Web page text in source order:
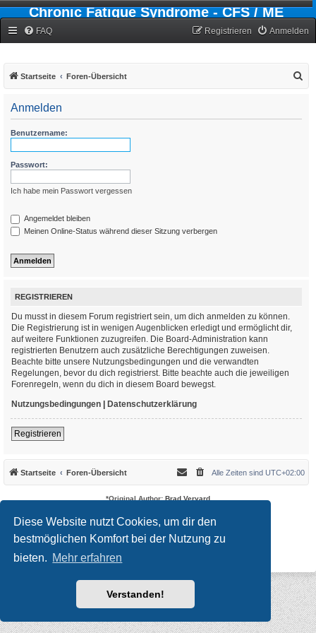
Diese Website nutzt Cookies, um dir den
bestmöglichen Komfort bei der Nutzung zu
bieten. Mehr erfahren
Verstanden!
Chronic Fatigue Syndrome - CFS / ME
FAQ Anmelden
Registrieren
Startseite Foren-Übersicht
Anmelden
Benutzername:
Passwort:
Ich habe mein Passwort vergessen
Angemeldet bleiben
Meinen Online-Status während dieser Sitzung verbergen
REGISTRIEREN
Du musst in diesem Forum registriert sein, um dich anmelden zu können.
Die Registrierung ist in wenigen Augenblicken erledigt und ermöglicht dir,
auf weitere Funktionen zuzugreifen. Die Board-Administration kann
registrierten Benutzern auch zusätzliche Berechtigungen zuweisen.
Beachte bitte unsere Nutzungsbedingungen und die verwandten
Regelungen, bevor du dich registrierst. Bitte beachte auch die jeweiligen
Forenregeln, wenn du dich in diesem Board bewegst.
Nutzungsbedingungen | Datenschutzerklärung
Registrieren
Startseite Foren-Übersicht Alle Zeiten sind UTC+02:00
*Original Author: Brad Veryard
Powered byphpBB® Forum Software © phpBB Limited
Deutsche Übersetzung durchphpBB.de